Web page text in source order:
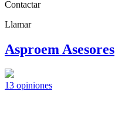
Contactar
Llamar
Asproem Asesores
13 opiniones